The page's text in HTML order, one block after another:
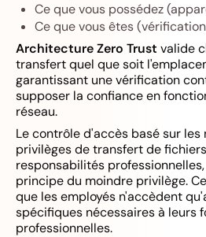
Ce que vous possédez
Ce que vous êtes
Architecture Zero Trust valide
transfert quel que soit
garantissant une vérification
supposer la confiance en
réseau.
Le contrôle d'accès basé sur les
privilèges de transfert de
responsabilités
principe du moindre privilège.
que les employés n'accèdent
spécifiques nécessaires à leurs
professionnelles.